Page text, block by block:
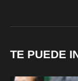
TE PUEDE